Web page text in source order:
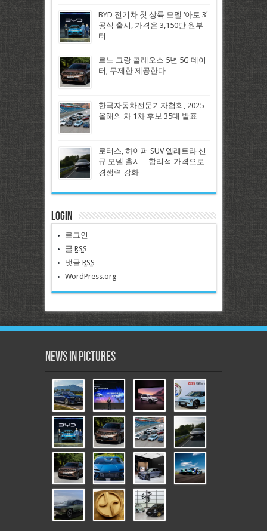
BYD 전기차 첫 상륙 모델 ‘아토 3′
공식 출시, 가격은 3,150만 원부
터
르노 그랑 콜레오스 5년 5G 데이
터, 무제한 제공한다
한국자동차전문기자협회, 2025
올해의 차 1차 후보 35대 발표
로터스, 하이퍼 SUV 엘레트라 신
규 모델 출시…합리적 가격으로
경쟁력 강화
Login
로그인
글 RSS
댓글 RSS
WordPress.org
News in Pictures